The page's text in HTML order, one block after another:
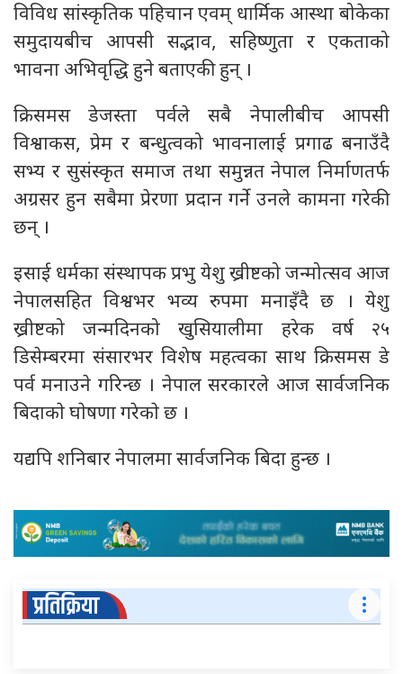
विविध सांस्कृतिक पहिचान एवम् धार्मिक आस्था बोकेका
समुदायबीच आपसी सद्भाव, सहिष्णुता र एकताको
भावना अभिवृद्धि हुने बताएकी हुन् ।
क्रिसमस डेजस्ता पर्वले सबै नेपालीबीच आपसी
विश्वाकस, प्रेम र बन्धुत्वको भावनालाई प्रगाढ बनाउँदै
सभ्य र सुसंस्कृत समाज तथा समुन्नत नेपाल निर्माणतर्फ
अग्रसर हुन सबैमा प्रेरणा प्रदान गर्ने उनले कामना गरेकी
छन् ।
इसाई धर्मका संस्थापक प्रभु येशु ख्रीष्टको जन्मोत्सव आज
नेपालसहित विश्वभर भव्य रुपमा मनाइँदै छ । येशु
ख्रीष्टको जन्मदिनको खुसियालीमा हरेक वर्ष २५
डिसेम्बरमा संसारभर विशेष महत्वका साथ क्रिसमस डे
पर्व मनाउने गरिन्छ । नेपाल सरकारले आज सार्वजनिक
बिदाकाे घाेषणा गरेकाे छ ।
यद्यपि शनिबार नेपालमा सार्वजनिक बिदा हुन्छ ।
प्रतिक्रिया